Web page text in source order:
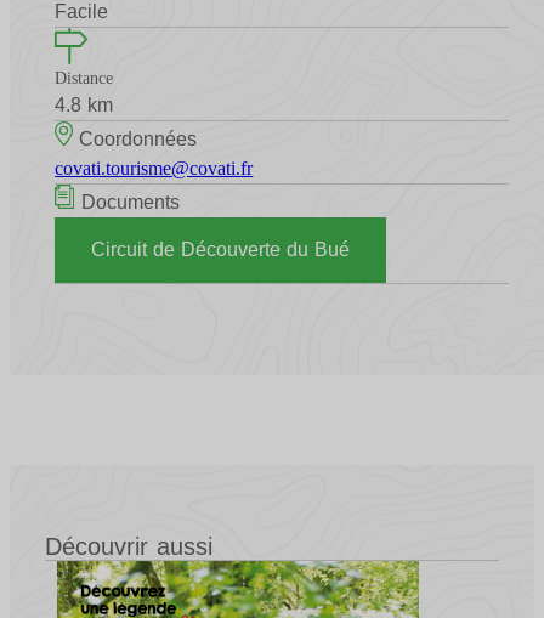
Facile
Distance
4.8 km
Coordonnées
covati.tourisme@covati.fr
Documents
Circuit de Découverte du Bué
Découvrir aussi